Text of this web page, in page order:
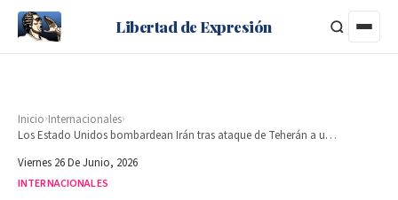
Libertad de Expresión
Inicio›Internacionales›
Los Estado Unidos bombardean Irán tras ataque de Teherán a un buque en el estrecho de Ormuz
Viernes 26 De Junio, 2026
INTERNACIONALES